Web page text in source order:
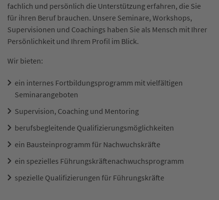
fachlich und persönlich die Unterstützung erfahren, die Sie
für ihren Beruf brauchen. Unsere Seminare, Workshops,
Supervisionen und Coachings haben Sie als Mensch mit Ihrer
Persönlichkeit und Ihrem Profil im Blick.
Wir bieten:
ein internes Fortbildungsprogramm mit vielfältigen
Seminarangeboten
Supervision, Coaching und Mentoring
berufsbegleitende Qualifizierungsmöglichkeiten
ein Bausteinprogramm für Nachwuchskräfte
ein spezielles Führungskräftenachwuchsprogramm
spezielle Qualifizierungen für Führungskräfte